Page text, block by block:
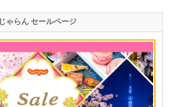
じゃらん セールページ